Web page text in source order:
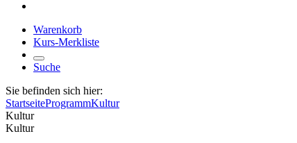
Warenkorb
Kurs-Merkliste
Suche
Sie befinden sich hier:
StartseiteProgrammKultur
Kultur
Kultur